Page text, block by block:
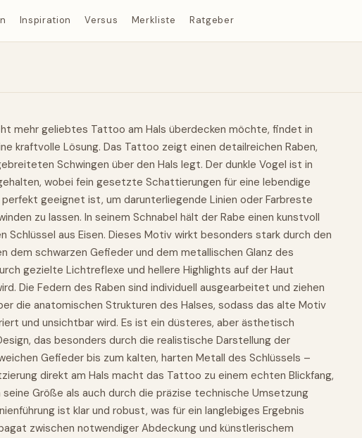
Inspiration Versus Merkliste Ratgeber
mehr geliebtes Tattoo am Hals überdecken möchte, findet in
kraftvolle Lösung. Das Tattoo zeigt einen detailreichen Raben,
Schwingen über den Hals legt. Der dunkle Vogel ist in
wobei fein gesetzte Schattierungen für eine lebendige
geeignet ist, um darunterliegende Linien oder Farbreste
zu lassen. In seinem Schnabel hält der Rabe einen kunstvoll
Schlüssel aus Eisen. Dieses Motiv wirkt besonders stark durch den
dem schwarzen Gefieder und dem metallischen Glanz des
gezielte Lichtreflexe und hellere Highlights auf der Haut
Die Federn des Raben sind individuell ausgearbeitet und ziehen
die anatomischen Strukturen des Halses, sodass das alte Motiv
und unsichtbar wird. Es ist ein düsteres, aber ästhetisch
das besonders durch die realistische Darstellung der
Gefieder bis zum kalten, harten Metall des Schlüssels –
direkt am Hals macht das Tattoo zu einem echten Blickfang,
Größe als auch durch die präzise technische Umsetzung
ist klar und robust, was für ein langlebiges Ergebnis
zwischen notwendiger Abdeckung und künstlerischem